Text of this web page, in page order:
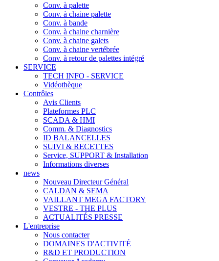
Conv. à palette
Conv. à chaine palette
Conv. à bande
Conv. à chaine charnière
Conv. à chaine galets
Conv. à chaine vertébrée
Conv. à retour de palettes intégré
SERVICE
TECH INFO - SERVICE
Vidéothèque
Contrôles
Avis Clients
Plateformes PLC
SCADA & HMI
Comm. & Diagnostics
ID BALANCELLES
SUIVI & RECETTES
Service, SUPPORT & Installation
Informations diverses
news
Nouveau Directeur Général
CALDAN & SEMA
VAILLANT MEGA FACTORY
VESTRE - THE PLUS
ACTUALITÉS PRESSE
L'entreprise
Nous contacter
DOMAINES D'ACTIVITÉ
R&D ET PRODUCTION